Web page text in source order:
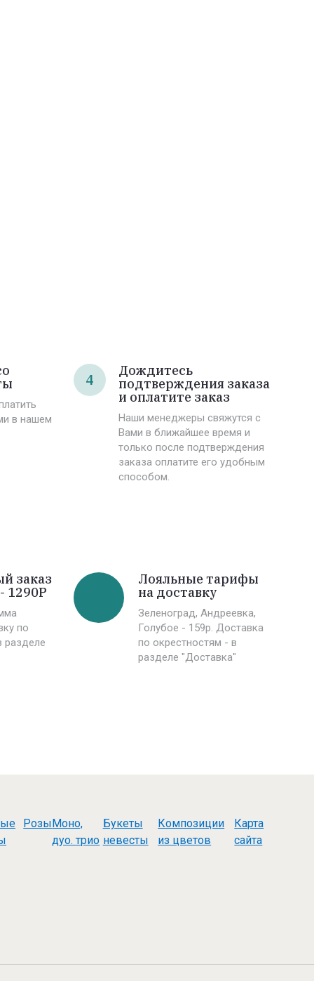
в нашем
4
Дождитесь
подтверждения заказа
и оплатите заказ
Наши менеджеры свяжутся с
Вами в ближайшее время и
только после подтверждения
заказа оплатите его удобным
способом.
заказ
1290Р
по
разделе
Лояльные тарифы
на доставку
Зеленоград, Андреевка,
Голубое - 159р. Доставка
по окрестностям - в
разделе "Доставка"
РозыМоно,
дуо. трио
Букеты
невесты
Композиции
из цветов
Карта
сайта